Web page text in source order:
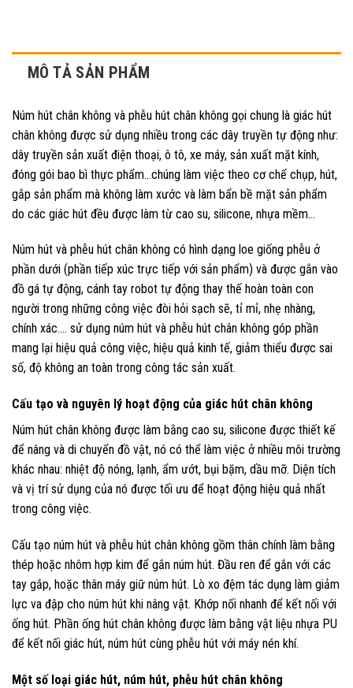
MÔ TẢ SẢN PHẨM
Núm hút chân không và phễu hút chân không gọi chung là giác hút
chân không được sử dụng nhiều trong các dây truyền tự động như:
dây truyền sản xuất điện thoại, ô tô, xe máy, sản xuất mặt kính,
đóng gói bao bì thực phẩm…chúng làm việc theo cơ chế chụp, hút,
gắp sản phẩm mà không làm xước và làm bẩn bề mặt sản phẩm
do các giác hút đều được làm từ cao su, silicone, nhựa mềm…
Núm hút và phễu hút chân không có hình dạng loe giống phễu ở
phần dưới (phần tiếp xúc trực tiếp với sản phẩm) và được gắn vào
đồ gá tự động, cánh tay robot tự động thay thế hoàn toàn con
người trong những công việc đòi hỏi sạch sẽ, tỉ mỉ, nhẹ nhàng,
chính xác…. sử dụng núm hút và phễu hút chân không góp phần
mang lại hiệu quả công việc, hiệu quả kinh tế, giảm thiểu được sai
số, độ không an toàn trong công tác sản xuất.
Cấu tạo và nguyên lý hoạt động của giác hút chân không
Núm hút chân không được làm bằng cao su, silicone được thiết kế
để nâng và di chuyển đồ vật, nó có thể làm việc ở nhiều môi trường
khác nhau: nhiệt độ nóng, lạnh, ẩm ướt, bụi bặm, dầu mỡ. Diện tích
và vị trí sử dụng của nó được tối ưu để hoạt động hiệu quả nhất
trong công việc.
Cấu tạo núm hút và phễu hút chân không gồm thân chính làm bằng
thép hoặc nhôm hợp kim để gắn núm hút. Đầu ren để gắn với các
tay gắp, hoặc thân máy giữ núm hút. Lò xo đệm tác dụng làm giảm
lực va đập cho núm hút khi nâng vật. Khớp nối nhanh để kết nối với
ống hút. Phần ống hút chân không được làm bằng vật liệu nhựa PU
để kết nối giác hút, núm hút cùng phễu hút với máy nén khí.
Một số loại giác hút, núm hút, phễu hút chân không